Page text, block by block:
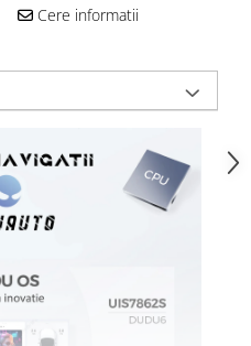
Cere informatii